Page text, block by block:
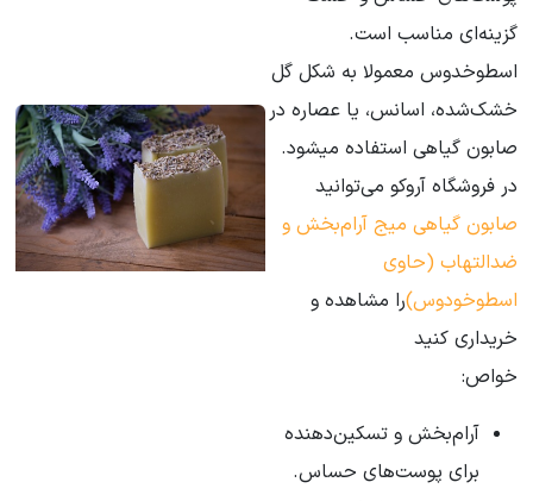
گزینه‌ای مناسب است.
اسطوخدوس معمولا به شکل گل
خشک‌شده، اسانس، یا عصاره در
صابون گیاهی استفاده میشود.
در فروشگاه آروکو می‌توانید
صابون گیاهی میج آرام‌بخش و
ضدالتهاب (حاوی
اسطوخودوس)را مشاهده و
خریداری کنید
خواص:
آرام‌بخش و تسکین‌دهنده
برای پوست‌های حساس.